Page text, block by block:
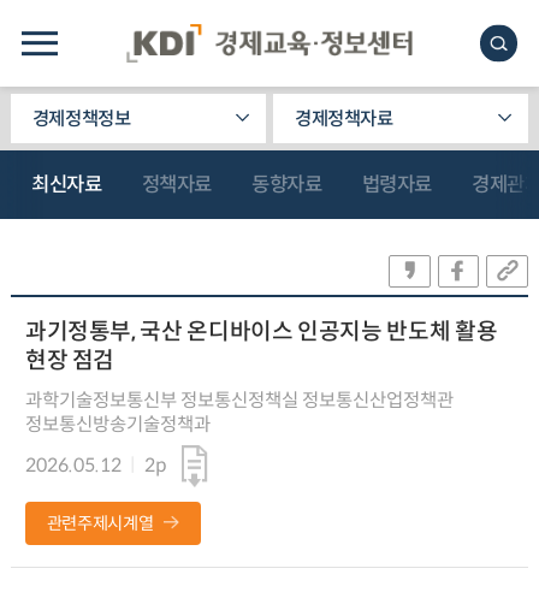
경제정책정보 경제정책자료
최신자료 정책자료 동향자료 법령자료 경제관
과기정통부, 국산 온디바이스 인공지능 반도체 활용
현장 점검
과학기술정보통신부 정보통신정책실 정보통신산업정책관
정보통신방송기술정책과
2026.05.12
2p
관련주제시계열